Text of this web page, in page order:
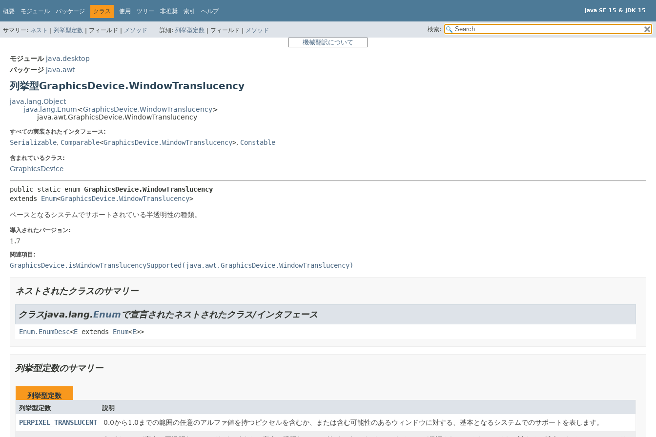
概要 モジュール パッケージ クラス 使用 ツリー 非推奨 索引 ヘルプ Java SE 15 & JDK 15
サマリー: ネスト | 列挙型定数 | フィールド | メソッド 詳細: 列挙型定数 | フィールド | メソッド 検索:
機械翻訳について
モジュール java.desktop
パッケージ java.awt
列挙型GraphicsDevice.WindowTranslucency
java.lang.Object
java.lang.Enum<GraphicsDevice.WindowTranslucency>
java.awt.GraphicsDevice.WindowTranslucency
すべての実装されたインタフェース:
Serializable, Comparable<GraphicsDevice.WindowTranslucency>, Constable
含まれているクラス:
GraphicsDevice
public static enum GraphicsDevice.WindowTranslucency
extends Enum<GraphicsDevice.WindowTranslucency>
ベースとなるシステムでサポートされている半透明性の種類。
導入されたバージョン:
1.7
関連項目:
GraphicsDevice.isWindowTranslucencySupported(java.awt.GraphicsDevice.WindowTranslucency)
ネストされたクラスのサマリー
クラスjava.lang.Enumで宣言されたネストされたクラス/インタフェース
Enum.EnumDesc<E extends Enum<E>>
列挙型定数のサマリー
列挙型定数
列挙型定数 説明
PERPIXEL_TRANSLUCENT 0.0から1.0までの範囲の任意のアルファ値を持つピクセルを含むか、または含む可能性のあるウィンドウに対する、基本となるシステムでのサポートを表します。